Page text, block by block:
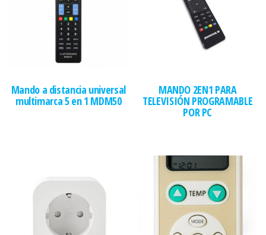
Mando a distancia universal
multimarca 5 en 1 MDM50
MANDO 2EN1 PARA
TELEVISIÓN PROGRAMABLE
POR PC